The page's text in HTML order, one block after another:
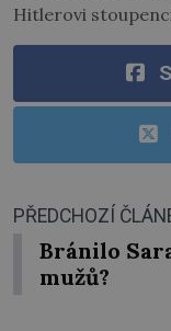
Hitlerovi
PŘEDCHOZÍ
Bránilo
mužů?